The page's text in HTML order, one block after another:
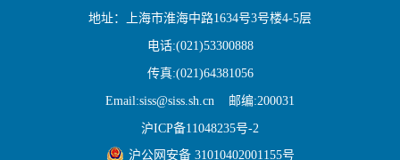
地址：上海市淮海中路1634号3号楼4-5层
电话:(021)53300888
传真:(021)64381056
Email:siss@siss.sh.cn 邮编:200031
沪ICP备11048235号-2
沪公网安备 31010402001155号